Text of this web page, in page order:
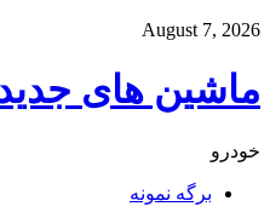
August 7, 2026
ماشین های
خودرو
برگه نمونه